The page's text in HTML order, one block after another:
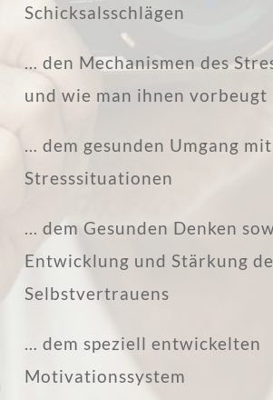
Schicksalsschlägen
… den Mechanismen des
und wie man ihnen vorbeugt
… dem gesunden Umgang mit
Stresssituationen
… dem Gesunden Denken
Entwicklung und Stärkung
Selbstvertrauens
… dem speziell entwickelten
Motivationssystem